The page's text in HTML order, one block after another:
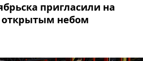
пригласили на
открытым небом